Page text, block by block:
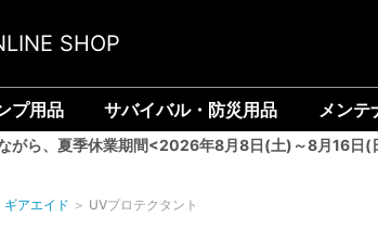
SHOP
プ用品 サバイバル・防災用品 メンテ
がら、夏季休業期間<2026年8月8日(土)～8月16日(
ギアエイド ＞ UVプロテクタント